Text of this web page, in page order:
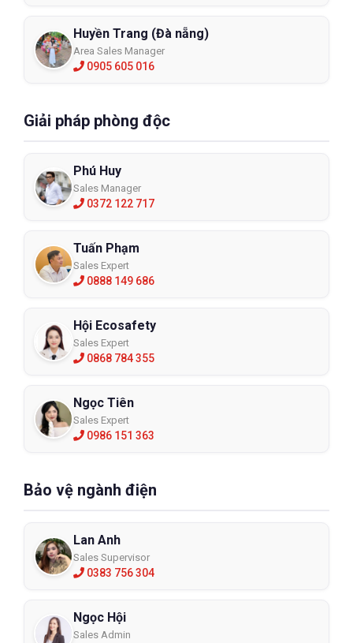
Huyền Trang (Đà nẵng)
Area Sales Manager
0905 605 016
Giải pháp phòng độc
Phú Huy
Sales Manager
0372 122 717
Tuấn Phạm
Sales Expert
0888 149 686
Hội Ecosafety
Sales Expert
0868 784 355
Ngọc Tiên
Sales Expert
0986 151 363
Bảo vệ ngành điện
Lan Anh
Sales Supervisor
0383 756 304
Ngọc Hội
Sales Admin